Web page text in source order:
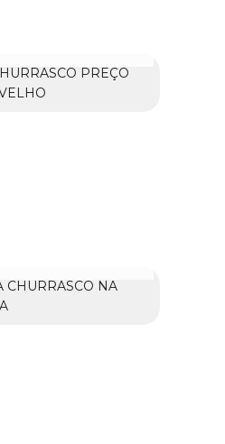
PREÇO
CHURRASCO NA